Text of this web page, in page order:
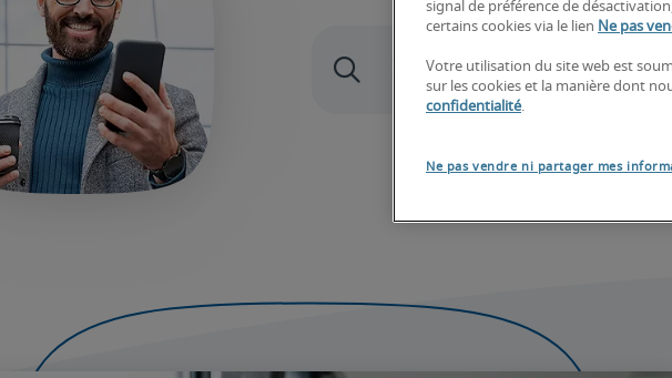
signal de préférence de
certains cookies via le lien Ne pas
Votre utilisation du site web est
sur les cookies et la manière dont
confidentialité.
Ne pas vendre ni partager mes